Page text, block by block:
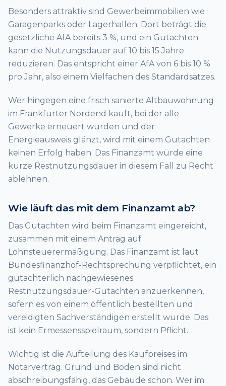
Besonders attraktiv sind Gewerbeimmobilien wie
Garagenparks oder Lagerhallen. Dort beträgt die
gesetzliche AfA bereits 3 %, und ein Gutachten
kann die Nutzungsdauer auf 10 bis 15 Jahre
reduzieren. Das entspricht einer AfA von 6 bis 10 %
pro Jahr, also einem Vielfachen des Standardsatzes.
Wer hingegen eine frisch sanierte Altbauwohnung
im Frankfurter Nordend kauft, bei der alle
Gewerke erneuert wurden und der
Energieausweis glänzt, wird mit einem Gutachten
keinen Erfolg haben. Das Finanzamt würde eine
kurze Restnutzungsdauer in diesem Fall zu Recht
ablehnen.
Wie läuft das mit dem Finanzamt ab?
Das Gutachten wird beim Finanzamt eingereicht,
zusammen mit einem Antrag auf
Lohnsteuerermäßigung. Das Finanzamt ist laut
Bundesfinanzhof-Rechtsprechung verpflichtet, ein
gutachterlich nachgewiesenes
Restnutzungsdauer-Gutachten anzuerkennen,
sofern es von einem öffentlich bestellten und
vereidigten Sachverständigen erstellt wurde. Das
ist kein Ermessensspielraum, sondern Pflicht.
Wichtig ist die Aufteilung des Kaufpreises im
Notarvertrag. Grund und Boden sind nicht
abschreibungsfähig, das Gebäude schon. Wer im